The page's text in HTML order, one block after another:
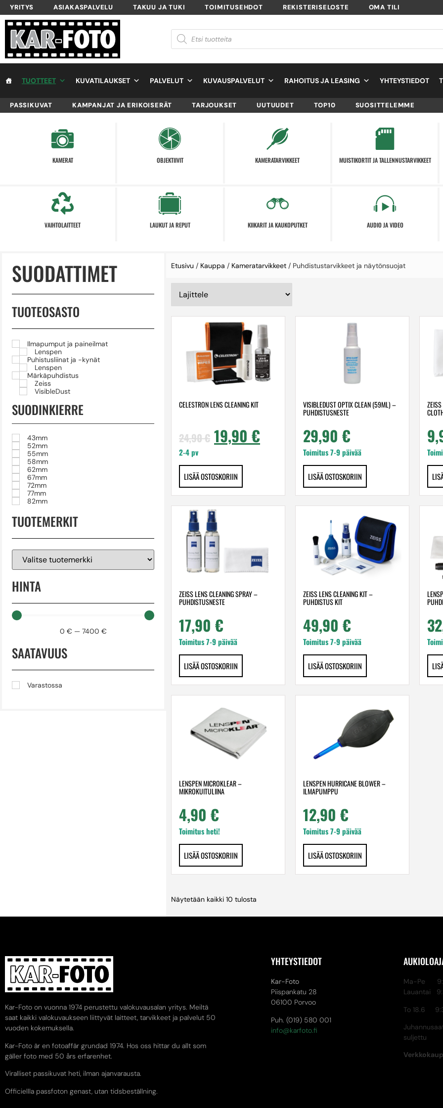
YRITYS ASIAKASPALVELU TAKUU JA TUKI TOIMITUSEHDOT REKISTERISELOSTE OMA TILI
TUOTTEET KUVATILAUKSET PALVELUT KUVAUSPALVELUT RAHOITUS JA LEASING YHTEYSTIEDOT
PASSIKUVAT KAMPANJAT JA ERIKOISERÄT TARJOUKSET UUTUUDET TOP10 SUOSITTELEMME
KAMERAT OBJEKTIIVIT KAMERATARVIKKEET MUISTIKORTIT JA TALLENNUSTARVIKKEET
VAIHTOLAITTEET LAUKUT JA REPUT KIIKARIT JA KAUKOPUTKET AUDIO JA VIDEO
SUODATTIMET
TUOTEOSASTO
Ilmapumput ja paineilmat
Lenspen
Puhistusliinat ja -kynät
Lenspen
Märkäpuhdistus
Zeiss
VisibleDust
SUODINKIERRE
43mm
52mm
55mm
58mm
62mm
67mm
72mm
77mm
82mm
TUOTEMERKIT
HINTA
0 € — 7400 €
SAATAVUUS
Varastossa
Etusivu / Kauppa / Kameratarvikkeet / Puhdistustarvikkeet ja näytönsuojat
CELESTRON LENS CLEANING KIT
24,90€ 19,90 €
2-4 pv
LISÄÄ OSTOSKORIIN
VISIBLEDUST OPTIX CLEAN (59ML) –
PUHDISTUSNESTE
29,90 €
Toimitus 7-9 päivää
LISÄÄ OSTOSKORIIN
ZEISS LENS CLEANING SPRAY –
PUHDISTUSNESTE
17,90 €
Toimitus 7-9 päivää
LISÄÄ OSTOSKORIIN
ZEISS LENS CLEANING KIT –
PUHDISTUS KIT
49,90 €
Toimitus 7-9 päivää
LISÄÄ OSTOSKORIIN
LENSPEN MICROKLEAR –
MIKROKUITULIINA
4,90 €
Toimitus heti!
LISÄÄ OSTOSKORIIN
LENSPEN HURRICANE BLOWER –
ILMAPUMPPU
12,90 €
Toimitus 7-9 päivää
LISÄÄ OSTOSKORIIN
Näytetään kaikki 10 tulosta
Kar-Foto on vuonna 1974 perustettu valokuvausalan yritys. Meiltä
saat kaikki valokuvaukseen liittyvät laitteet, tarvikkeet ja palvelut 50
vuoden kokemuksella.
Kar-Foto är en fotoaffär grundad 1974. Hos oss hittar du allt som
gäller foto med 50 års erfarenhet.
Viralliset passikuvat heti, ilman ajanvarausta.
Officiellla passfoton genast, utan tidsbeställning.
YHTEYSTIEDOT
Kar-Foto
Piispankatu 28
06100 Porvoo
Puh. (019) 580 001
info@karfoto.fi
Ma-Pe
Lauantai
To 18.6
suljettu